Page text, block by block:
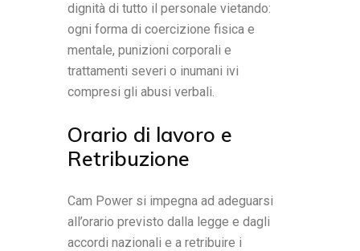
dignità di tutto il personale vietando:
ogni forma di coercizione fisica e
mentale, punizioni corporali e
trattamenti severi o inumani ivi
compresi gli abusi verbali.
Orario di lavoro e
Retribuzione
Cam Power si impegna ad adeguarsi
all’orario previsto dalla legge e dagli
accordi nazionali e a retribuire i